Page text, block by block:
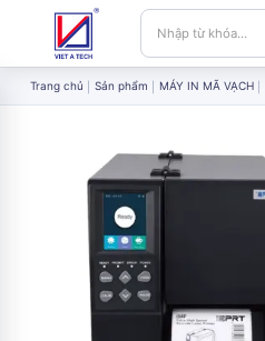
Trang chủ Sản phẩm MÁY IN MÃ VẠCH